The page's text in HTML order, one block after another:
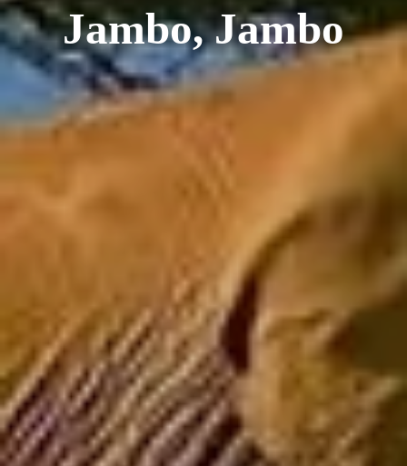
Jambo, Jambo